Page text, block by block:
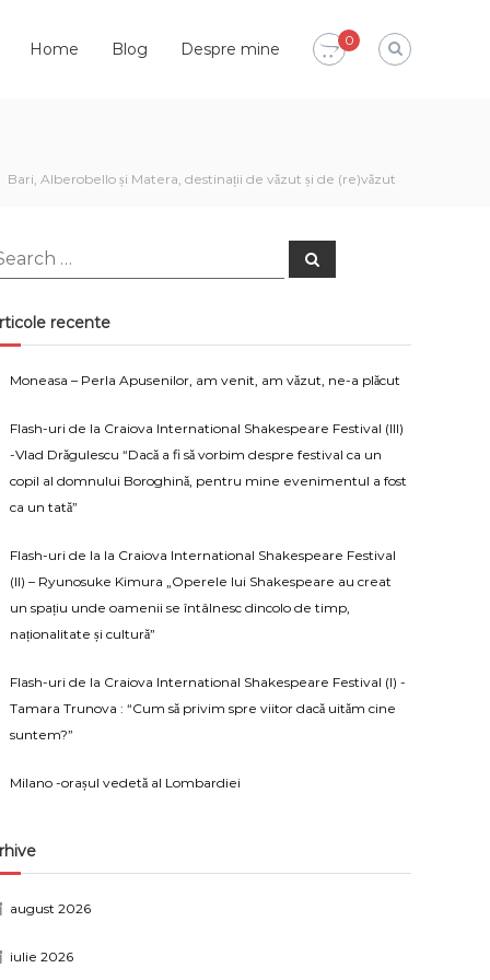
Home Blog Despre mine 0
Bari, Alberobello și Matera, destinații de văzut și de (re)văzut
Search
recente
Moneasa – Perla Apusenilor, am venit, am văzut, ne-a plăcut
Flash-uri de la Craiova International Shakespeare Festival (III)
-Vlad Drăgulescu “Dacă a fi să vorbim despre festival ca un
copil al domnului Boroghină, pentru mine evenimentul a fost
ca un tată”
Flash-uri de la la Craiova International Shakespeare Festival
(II) – Ryunosuke Kimura „Operele lui Shakespeare au creat
un spațiu unde oamenii se întâlnesc dincolo de timp,
naționalitate și cultură”
Flash-uri de la Craiova International Shakespeare Festival (I) -
Tamara Trunova : “Cum să privim spre viitor dacă uităm cine
suntem?”
Milano -orașul vedetă al Lombardiei
august 2026
iulie 2026